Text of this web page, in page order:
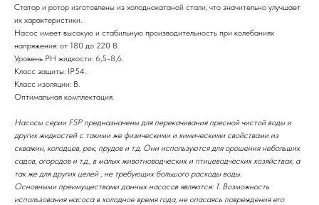
Статор и ротор изготовлены из холоднокатаной стали, что значительно улучшает
их характеристики.
Насос имеет высокую и стабильную производительность при колебаниях
напряжения: от 180 до 220 В.
Уровень РН жидкости: 6,5-8,6.
Класс защиты: IP54.
Класс изоляции: В.
Оптимальная комплектация.
Насосы серии FSP предназначены для перекачивания пресной чистой воды и
других жидкостей с такими же физическими и химическими свойствами из
скважин, колодцев, рек, прудов и т.д. Они используются для орошения небольших
садов, огородов и т.д., в малых животноводческих и птицеводческих хозяйствах, а
так же для других целей , не требующих большого расходы воды.
Основными преимуществами данных насосов являются: 1. Возможность
использования насоса в холодное время года, не опасаясь повреждения его